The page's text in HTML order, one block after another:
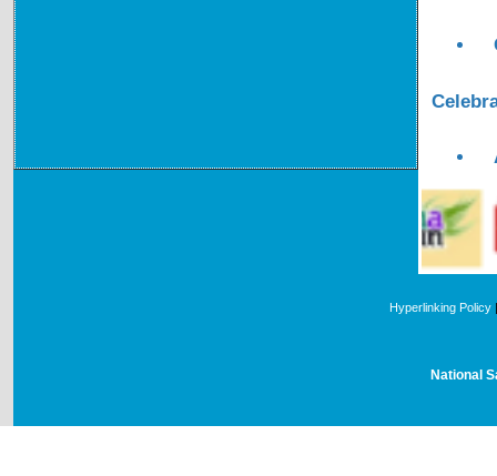
Hyperlinking Policy
National